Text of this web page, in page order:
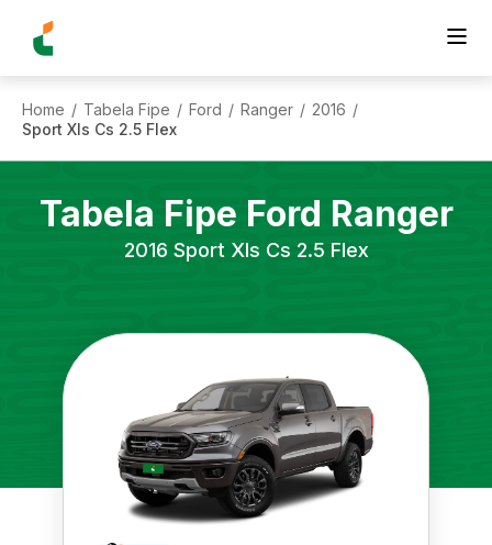
Home / Tabela Fipe / Ford / Ranger / 2016 /
Sport Xls Cs 2.5 Flex
Tabela Fipe Ford Ranger
2016 Sport Xls Cs 2.5 Flex